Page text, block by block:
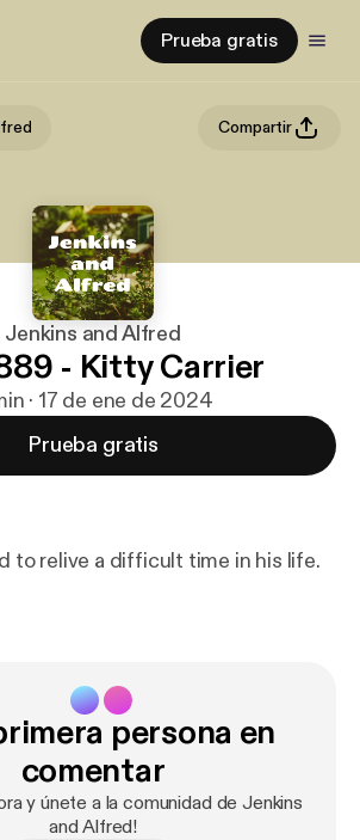
Prueba gratis
Compartir
Jenkins and Alfred
- Kitty Carrier
· 17 de ene de 2024
Prueba gratis
to relive a difficult time in his life.
persona en
comentar
y únete a la comunidad de Jenkins
and Alfred!